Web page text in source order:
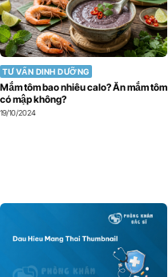
TƯ VẤN DINH DƯỠNG
Mắm tôm bao nhiêu calo? Ăn mắm tôm
có mập không?
19/10/2024